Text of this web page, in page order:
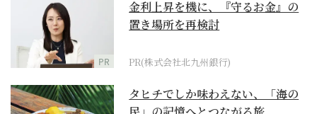
PR
金利上昇を機に、『守るお金』の
置き場所を再検討
PR(株式会社北九州銀行)
タヒチでしか味わえない、「海の